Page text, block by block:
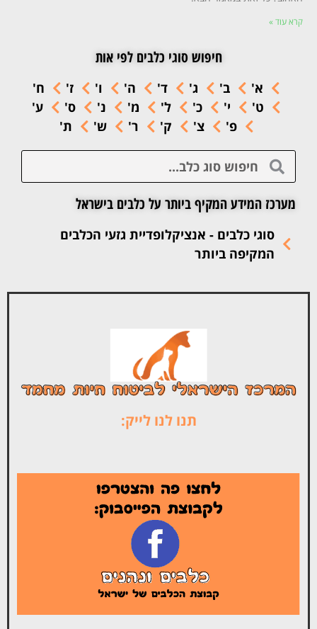
קרא עוד »
חיפוש סוגי כלבים לפי אות
א' ב' ג' ד' ה' ו' ז'
ח'
ט'
י' כ' ל' מ' נ' ס'
ע'
פ'
צ' ק' ר' ש' ת'
מערכז המידע המקיף ביותר על כלבים בישראל
סוגי כלבים - אנציקלופדיית גזעי הכלבים
המקיפה ביותר
תנו לנו לייק: